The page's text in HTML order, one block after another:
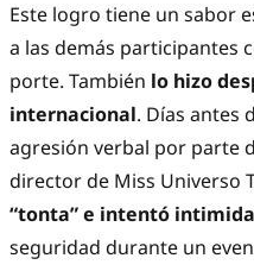
Este logro tiene un sabor
a las demás participantes
porte. También lo hizo
internacional. Días antes
agresión verbal por parte
director de Miss Universo
“tonta” e intentó
seguridad durante un